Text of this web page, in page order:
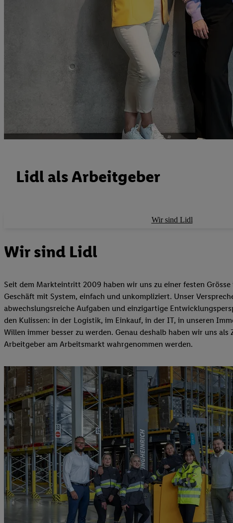
Lidl als Arbeitgeber
Wir sind Lidl
Wir sind Lidl
Seit dem Markteintritt 2009 haben wir uns zu einer festen
Geschäft mit System, einfach und unkompliziert. Unser
abwechslungsreiche Aufgaben und einzigartige
den Kulissen: in der Logistik, im Einkauf, in der IT, in unseren
Willen immer besser zu werden. Genau deshalb haben wir uns
Arbeitgeber am Arbeitsmarkt wahrgenommen werden.